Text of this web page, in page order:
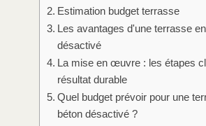
Estimation budget terrasse
Les avantages d'une terrasse
désactivé
La mise en œuvre : les étapes
résultat durable
Quel budget prévoir pour une
béton désactivé ?